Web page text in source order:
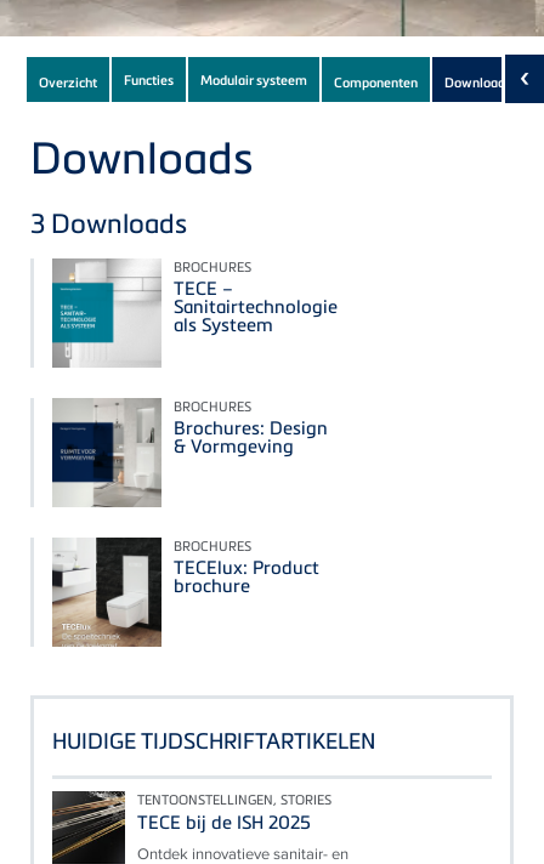
Subnavigation
of
current
Product
Overzicht Functies Modulair systeem Componenten Downloads (3)
‹
Downloads
3 Downloads
BROCHURES
TECE –
Sanitairtechnologie
als Systeem
BROCHURES
Brochures: Design
& Vormgeving
BROCHURES
TECElux: Product
brochure
HUIDIGE TIJDSCHRIFTARTIKELEN
TENTOONSTELLINGEN, STORIES
TECE bij de ISH 2025
Ontdek innovatieve sanitair- en